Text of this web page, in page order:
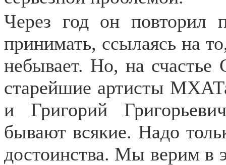
Через год он повторил
принимать, ссылаясь на
небывает. Но, на счастье
старейшие артисты
и Григорий
бывают всякие. Надо
достоинства. Мы верим в